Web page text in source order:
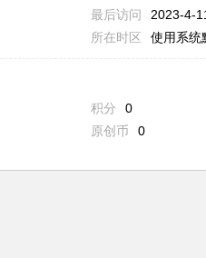
最后访问
2023-4-
所在时区 使用系统
积分
0
原创币 0